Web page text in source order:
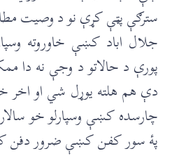
سترګې پټې کړې نو د وصيت
جلال اباد کښې خاوروته
پورې د حالاتو د وجې نه دا
دې هم هلته يوړل شي او اخر
چارسده کښې وسپارلو خو
پۀ سور کفن کښې ضرور